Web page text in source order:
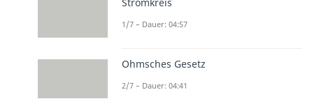
1/7 – Dauer: 04:57
Ohmsches Gesetz
2/7 – Dauer: 04:41